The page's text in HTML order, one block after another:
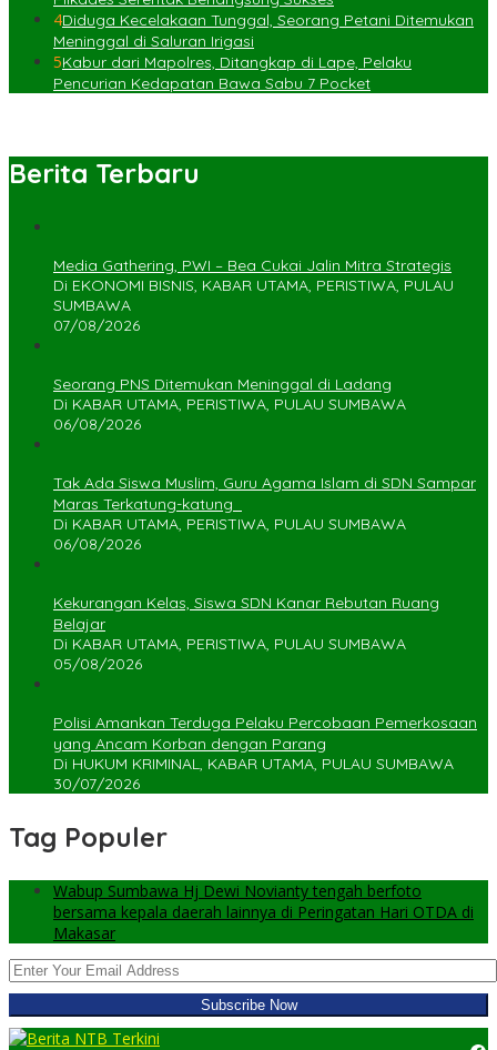
4Diduga Kecelakaan Tunggal, Seorang Petani Ditemukan
Meninggal di Saluran Irigasi
5Kabur dari Mapolres, Ditangkap di Lape, Pelaku
Pencurian Kedapatan Bawa Sabu 7 Pocket
Berita Terbaru
Media Gathering, PWI – Bea Cukai Jalin Mitra Strategis
Di EKONOMI BISNIS, KABAR UTAMA, PERISTIWA, PULAU
SUMBAWA
07/08/2026
Seorang PNS Ditemukan Meninggal di Ladang
Di KABAR UTAMA, PERISTIWA, PULAU SUMBAWA
06/08/2026
Tak Ada Siswa Muslim, Guru Agama Islam di SDN Sampar
Maras Terkatung-katung ‎
Di KABAR UTAMA, PERISTIWA, PULAU SUMBAWA
06/08/2026
Kekurangan Kelas, Siswa SDN Kanar Rebutan Ruang
Belajar
Di KABAR UTAMA, PERISTIWA, PULAU SUMBAWA
05/08/2026
Polisi Amankan Terduga Pelaku Percobaan Pemerkosaan
yang Ancam Korban dengan Parang
Di HUKUM KRIMINAL, KABAR UTAMA, PULAU SUMBAWA
30/07/2026
Tag Populer
Wabup Sumbawa Hj Dewi Novianty tengah berfoto
bersama kepala daerah lainnya di Peringatan Hari OTDA di
Makasar